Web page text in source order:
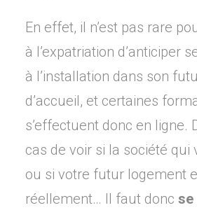
En effet, il n’est pas rare
à l’expatriation d’anticiper
à l’installation dans son
d’accueil, et certaines
s’effectuent donc en ligne.
cas de voir si la société qui
ou si votre futur logement
réellement… Il faut donc se